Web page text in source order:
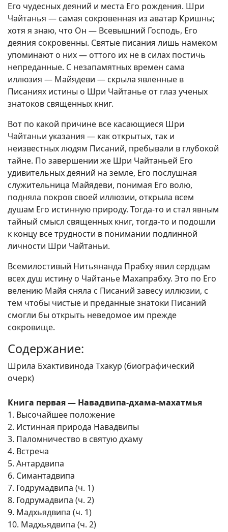
Его чудесных деяний и места Его рождения. Шри
Чайтанья — самая сокровенная из аватар Кришны;
хотя я знаю, что Он — Всевышний Господь, Его
деяния сокровенны. Святые писания лишь намеком
упоминают о них — оттого их не в силах постичь
непреданные. С незапамятных времен сама
иллюзия — Майядеви — скрыла явленные в
Писаниях истины о Шри Чайтанье от глаз ученых
знатоков священных книг.
Вот по какой причине все касающиеся Шри
Чайтаньи указания — как открытых, так и
неизвестных людям Писаний, пребывали в глубокой
тайне. По завершении же Шри Чайтаньей Его
удивительных деяний на земле, Его послушная
служительница Майядеви, понимая Его волю,
подняла покров своей иллюзии, открыла всем
душам Его истинную природу. Тогда-то и стал явным
тайный смысл священных книг, тогда-то и подошли
к концу все трудности в понимании подлинной
личности Шри Чайтаньи.
Всемилостивый Нитьянанда Прабху явил сердцам
всех душ истину о Чайтанье Махапрабху. Это по Его
велению Майя сняла с Писаний завесу иллюзии, с
тем чтобы чистые и преданные знатоки Писаний
смогли бы открыть неведомое им прежде
сокровище.
Содержание:
Шрила Бхактивинода Тхакур (биографический
очерк)
Книга первая — Навадвипа-дхама-махатмья
1. Высочайшее положение
2. Истинная природа Навадвипы
3. Паломничество в святую дхаму
4. Встреча
5. Антардвипа
6. Симантадвипа
7. Годрумадвипа (ч. 1)
8. Годрумадвипа (ч. 2)
9. Мадхьядвипа (ч. 1)
10. Мадхьядвипа (ч. 2)